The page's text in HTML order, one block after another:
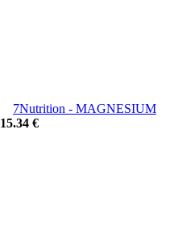
7Nutrition - MAGNESIUM
15.34 €